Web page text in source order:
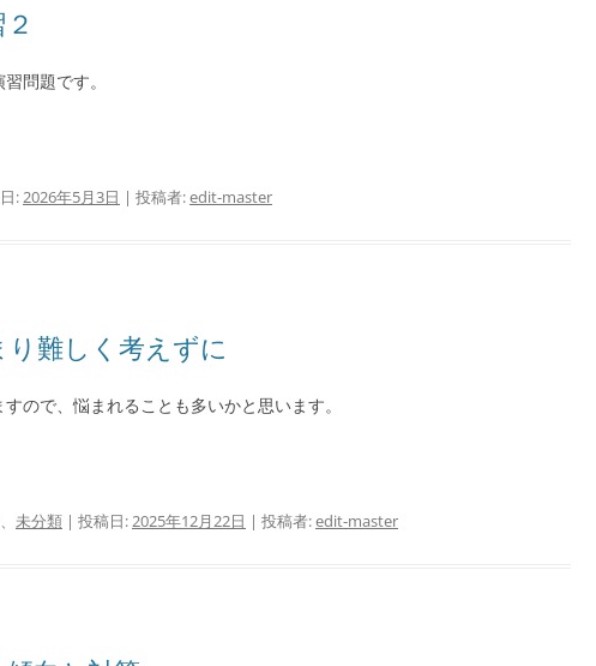
問題です。
:2026年5月3日 | 投稿者:edit-master
難しく考えずに
ので、悩まれることも多いかと思います。
、 未分類 | 投稿日:2025年12月22日 | 投稿者:edit-master